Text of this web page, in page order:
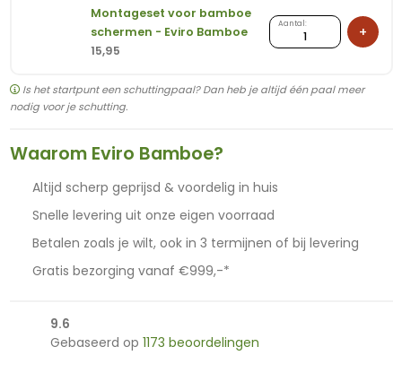
12
m²
laag)
7-
x
cm
Montageset voor bamboe
schermen - Eviro Bamboe
15,95
Aantal:
Montageset
voor
-
+
Is het startpunt een schuttingpaal? Dan heb je altijd één paal meer
nodig voor je schutting.
Waarom Eviro Bamboe?
Altijd scherp geprijsd & voordelig in huis
Snelle levering uit onze eigen voorraad
Betalen zoals je wilt, ook in 3 termijnen of bij levering
Gratis bezorging vanaf €999,-*
9.6
Gebaseerd op 1173 beoordelingen